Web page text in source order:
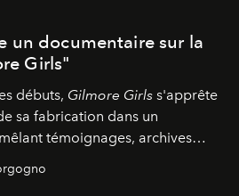
un documentaire sur la
Girls"
débuts, Gilmore Girls s'apprête
sa fabrication dans un
témoignages, archives
les coulisses d'un phénomène